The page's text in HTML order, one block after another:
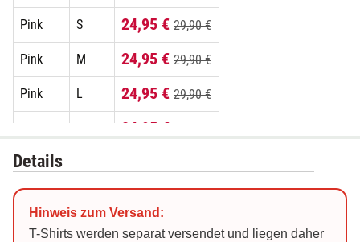
Pink S 24,95 € 29,90 €
Pink M 24,95 € 29,90 €
Pink L 24,95 € 29,90 €
24,95 €
Pink
Schwarz M 24,95 €29,90 €
Details
Hinweis zum Versand:
T-Shirts werden separat versendet und liegen daher